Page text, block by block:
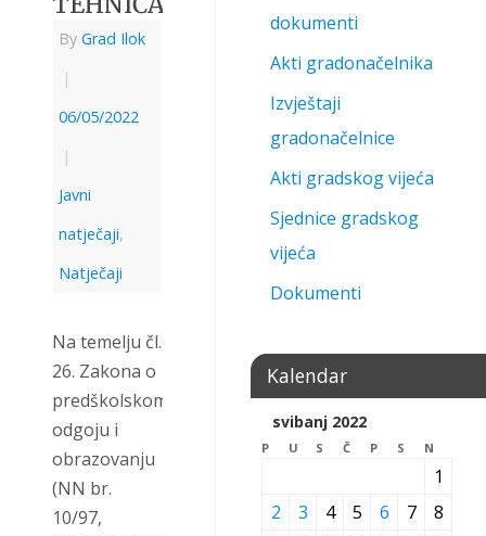
By Grad Ilok
|
06/05/2022
|
Javni
natječaji,
Natječaji
Na temelju čl.
26. Zakona o
predškolskom
odgoju i
obrazovanju
(NN br.
10/97,
dokumenti
Akti gradonačelnika
Izvještaji
gradonačelnice
Akti gradskog vijeća
Sjednice gradskog
vijeća
Dokumenti
Kalendar
svibanj 2022
P U S Č P S N
1
2
3 4 5 6 7
8